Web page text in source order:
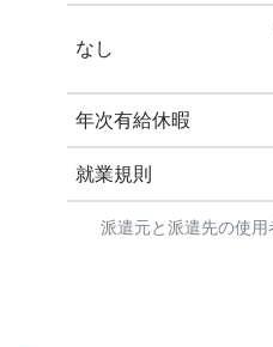
なし
年次有給休暇
就業規則
派遣元と派遣先の使用